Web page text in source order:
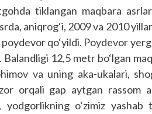
tiklangan maqbara
aniqrog‘i, 2009 va 2010
qo‘yildi. Poydevor
12,5 metr bo‘lgan
va uning aka-ukalari,
orqali gap aytgan rassom
yodgorlikning o‘zimiz